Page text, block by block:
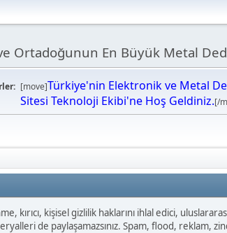
Ortadoğunun En Büyük Metal
[move]Türkiye'nin Elektronik ve Metal
Sitesi Teknoloji Ekibi'ne Hoş Geldiniz.[/
kırıcı, kişisel gizlilik haklarını ihlal edici,
de paylaşamazsınız. Spam, flood, reklam,